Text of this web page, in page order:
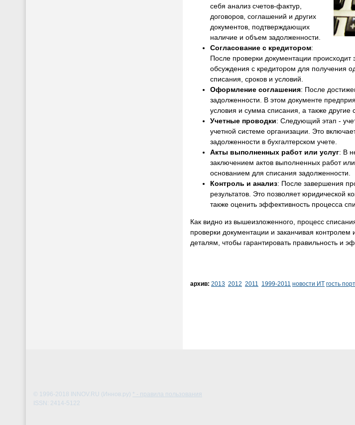
себя анализ счетов-фактур,
договоров, соглашений и других
документов, подтверждающих
наличие и объем задолженности.
Согласование с кредитором:
После проверки документации происходит
обсуждения с кредитором для получения
списания, сроков и условий.
Оформление соглашения: После
задолженности. В этом документе
условия и сумма списания, а также
Учетные проводки: Следующий этап -
учетной системе организации. Это
задолженности в бухгалтерском учете.
Акты выполненных работ или услуг: В
заключением актов выполненных работ
основанием для списания задолженности.
Контроль и анализ: После завершения
результатов. Это позволяет юридической
также оценить эффективность процесса
Как видно из вышеизложенного, процесс
проверки документации и заканчивая
деталям, чтобы гарантировать правильность и
архив: 2013 2012 2011 1999-2011 новости ИТ гость
© 1996-2018 INNOV.RU (Иннов.ру) * - правила пользования
ISSN: 2414-5122